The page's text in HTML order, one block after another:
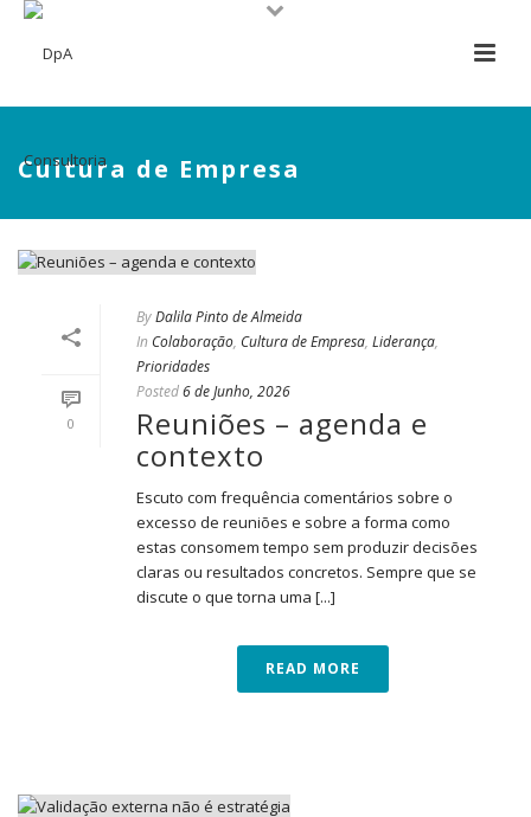
Cultura de Empresa
0
ByDalila Pinto de Almeida
In Colaboração, Cultura de Empresa, Liderança,
Prioridades
Posted6 de Junho, 2026
Reuniões – agenda e
contexto
Escuto com frequência comentários sobre o
excesso de reuniões e sobre a forma como
estas consomem tempo sem produzir decisões
claras ou resultados concretos. Sempre que se
discute o que torna uma [...]
READ MORE